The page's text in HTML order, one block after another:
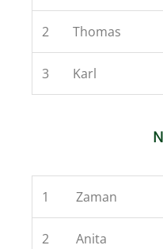
2 Thomas
3 Karl
1 Zaman
2 Anita